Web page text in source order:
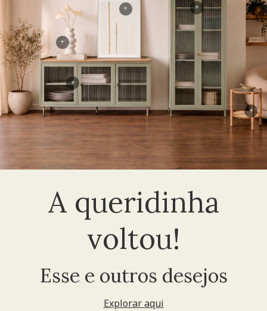
A queridinha
voltou!
Esse e outros desejos
Explorar aqui
+
+
+
+
+